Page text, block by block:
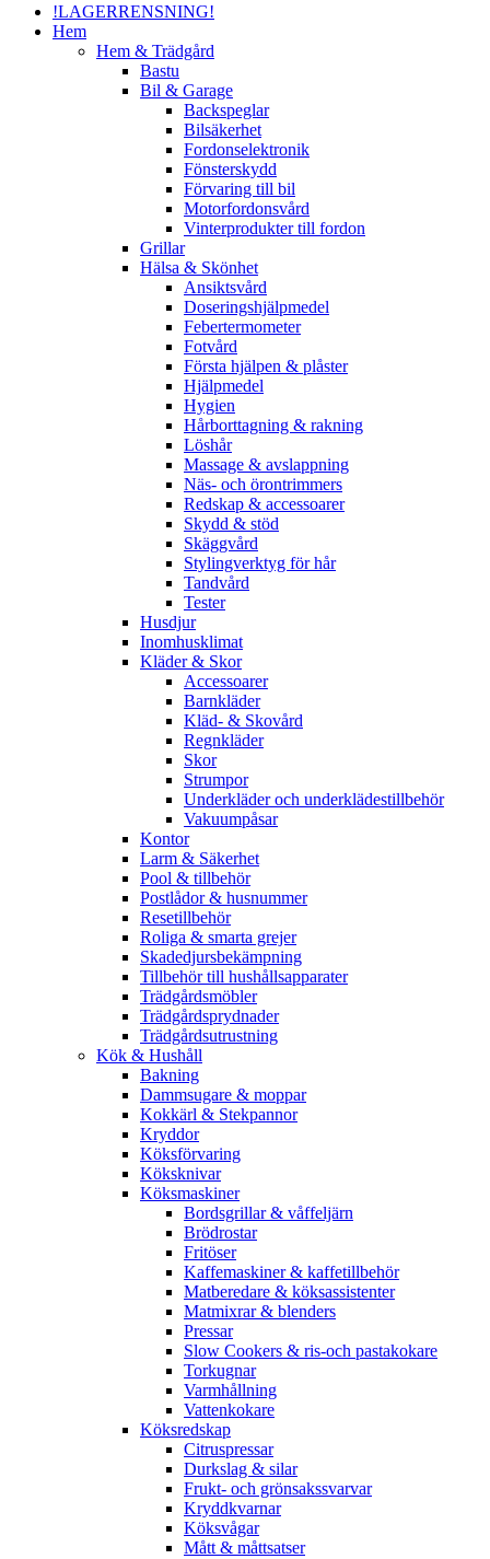
!LAGERRENSNING!
Hem
Hem & Trädgård
Bastu
Bil & Garage
Backspeglar
Bilsäkerhet
Fordonselektronik
Fönsterskydd
Förvaring till bil
Motorfordonsvård
Vinterprodukter till fordon
Grillar
Hälsa & Skönhet
Ansiktsvård
Doseringshjälpmedel
Febertermometer
Fotvård
Första hjälpen & plåster
Hjälpmedel
Hygien
Hårborttagning & rakning
Löshår
Massage & avslappning
Näs- och örontrimmers
Redskap & accessoarer
Skydd & stöd
Skäggvård
Stylingverktyg för hår
Tandvård
Tester
Husdjur
Inomhusklimat
Kläder & Skor
Accessoarer
Barnkläder
Kläd- & Skovård
Regnkläder
Skor
Strumpor
Underkläder och underklädestillbehör
Vakuumpåsar
Kontor
Larm & Säkerhet
Pool & tillbehör
Postlådor & husnummer
Resetillbehör
Roliga & smarta grejer
Skadedjursbekämpning
Tillbehör till hushållsapparater
Trädgårdsmöbler
Trädgårdsprydnader
Trädgårdsutrustning
Kök & Hushåll
Bakning
Dammsugare & moppar
Kokkärl & Stekpannor
Kryddor
Köksförvaring
Köksknivar
Köksmaskiner
Bordsgrillar & våffeljärn
Brödrostar
Fritöser
Kaffemaskiner & kaffetillbehör
Matberedare & köksassistenter
Matmixrar & blenders
Pressar
Slow Cookers & ris-och pastakokare
Torkugnar
Varmhållning
Vattenkokare
Köksredskap
Citruspressar
Durkslag & silar
Frukt- och grönsakssvarvar
Kryddkvarnar
Köksvågar
Mått & måttsatser